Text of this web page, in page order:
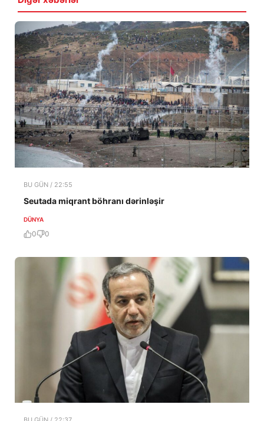
BU GÜN / 22:55
Seutada miqrant böhranı dərinləşir
DÜNYA
0 0